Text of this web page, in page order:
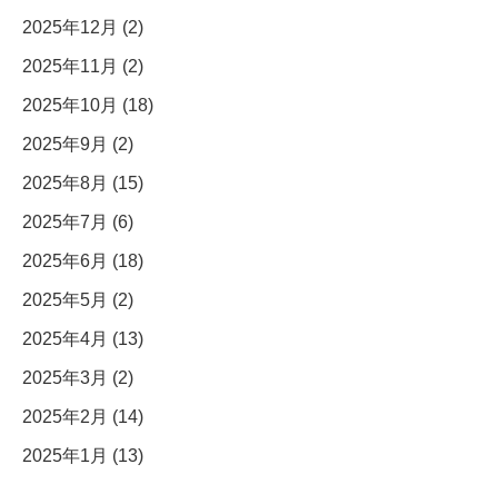
2025年12月 (2)
2025年11月 (2)
2025年10月 (18)
2025年9月 (2)
2025年8月 (15)
2025年7月 (6)
2025年6月 (18)
2025年5月 (2)
2025年4月 (13)
2025年3月 (2)
2025年2月 (14)
2025年1月 (13)